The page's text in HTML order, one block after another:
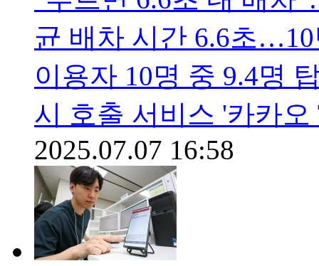
균 배차 시간 6.6초
이용자 10명 중 9.4명
시 호출 서비스 '카카
2025.07.07 16:58